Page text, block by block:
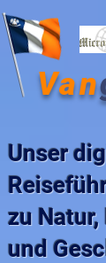
Van
Unser
zu
und